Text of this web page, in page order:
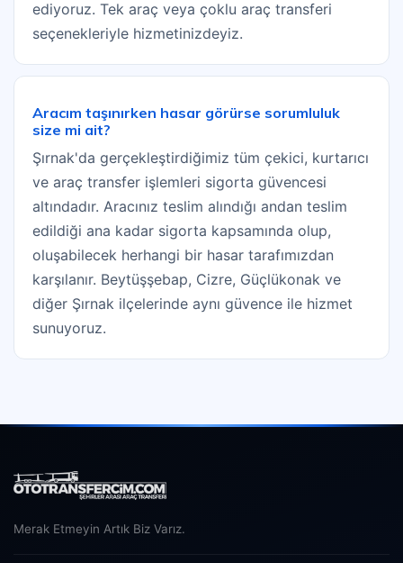
ediyoruz. Tek araç veya çoklu araç transferi
seçenekleriyle hizmetinizdeyiz.
Aracım taşınırken hasar görürse sorumluluk
size mi ait?
Şırnak'da gerçekleştirdiğimiz tüm çekici, kurtarıcı
ve araç transfer işlemleri sigorta güvencesi
altındadır. Aracınız teslim alındığı andan teslim
edildiği ana kadar sigorta kapsamında olup,
oluşabilecek herhangi bir hasar tarafımızdan
karşılanır. Beytüşşebap, Cizre, Güçlükonak ve
diğer Şırnak ilçelerinde aynı güvence ile hizmet
sunuyoruz.
Merak Etmeyin Artık Biz Varız.